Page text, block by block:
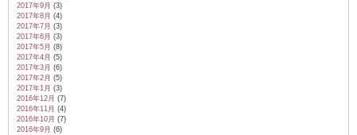
2017年9月 (3)
2017年8月 (4)
2017年7月 (3)
2017年6月 (3)
2017年5月 (8)
2017年4月 (5)
2017年3月 (6)
2017年2月 (5)
2017年1月 (3)
2016年12月 (7)
2016年11月 (4)
2016年10月 (7)
2016年9月 (6)